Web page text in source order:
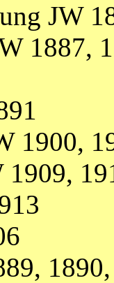
JW
1887,
1900,